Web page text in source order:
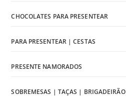
CHOCOLATES PARA PRESENTEAR
PARA PRESENTEAR | CESTAS
PRESENTE NAMORADOS
SOBREMESAS | TAÇAS | BRIGADEIRÃO